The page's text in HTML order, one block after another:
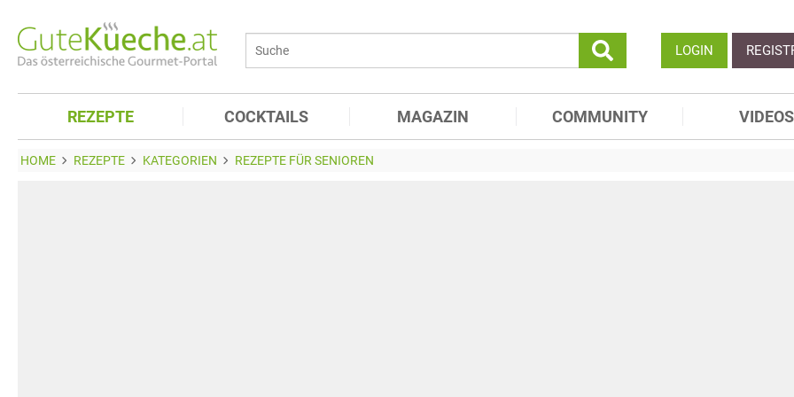
LOGIN
REZEPTE COCKTAILS MAGAZIN COMMUNITY VIDEOS
HOME REZEPTE KATEGORIEN REZEPTE FÜR SENIOREN